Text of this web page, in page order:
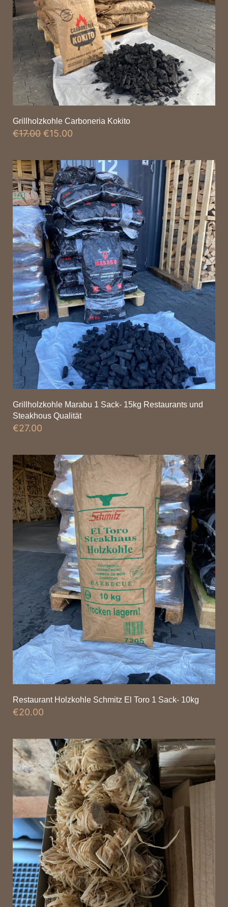
Grillholzkohle Carboneria Kokito
€17.00 €15.00
Grillholzkohle Marabu 1 Sack- 15kg Restaurants und
Steakhous Qualität
€27.00
Restaurant Holzkohle Schmitz El Toro 1 Sack- 10kg
€20.00